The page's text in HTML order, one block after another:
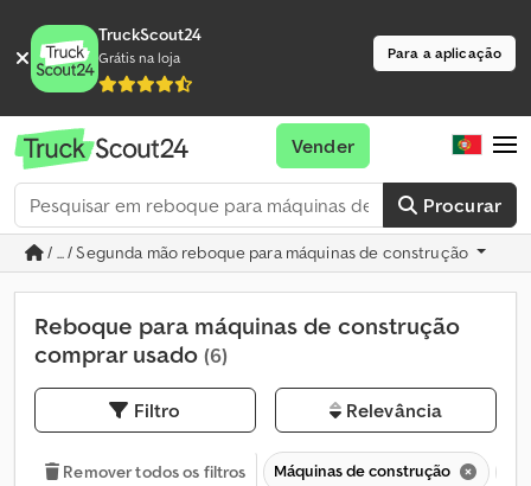
TruckScout24
Grátis na loja Para a aplicação
Procurar
Vender
/ ... / Segunda mão reboque para máquinas de construção
Reboque para máquinas de construção
comprar usado (6)
Filtro Relevância
Remover todos os filtros Máquinas de construção